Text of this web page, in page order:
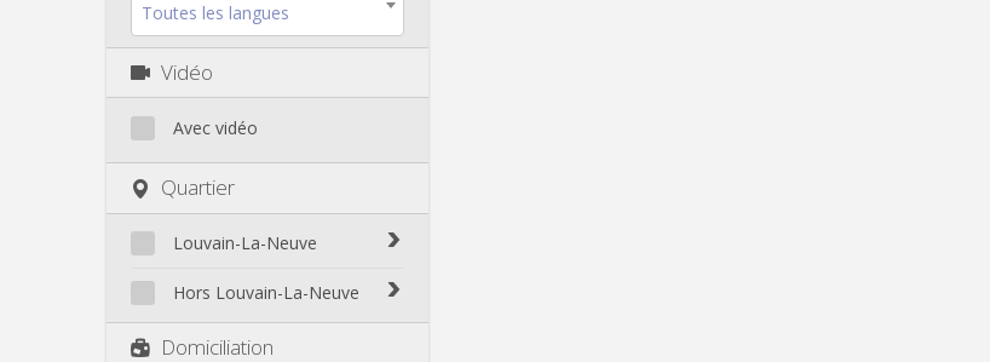
Toutes les langues
Vidéo
Avec vidéo
Quartier
Louvain-La-Neuve
Biéreau
Centre
Hors Louvain-La-Neuve
Domiciliation